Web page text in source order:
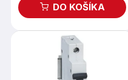
DO KOŠÍKA